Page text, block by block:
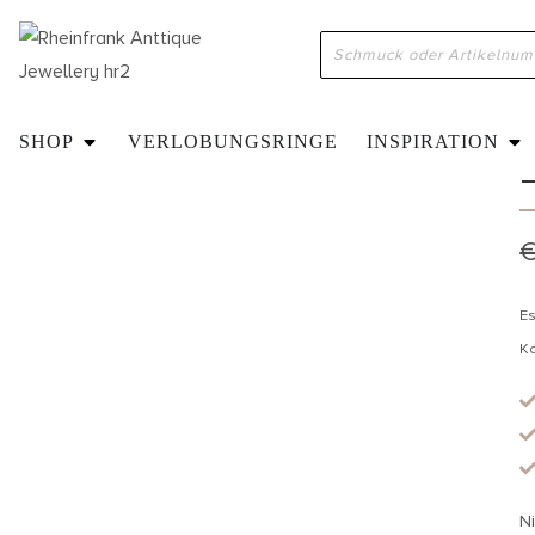
SHOP VERLOBUNGSRINGE INSPIRATION